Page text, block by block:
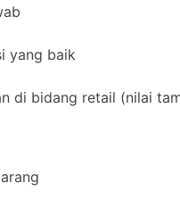
yang baik
di bidang retail (nilai